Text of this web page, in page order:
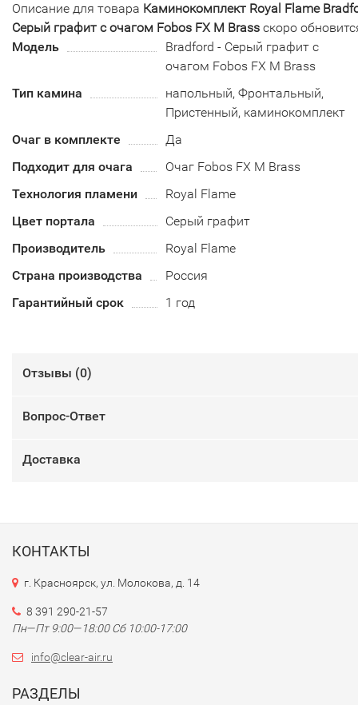
Описание для товара Каминокомплект Royal Flame
Серый графит с очагом Fobos FX M Brass скоро
Модель
Bradford - Серый графит с
очагом Fobos FX M Brass
Тип камина
напольный, Фронтальный,
Пристенный, каминокомплект
Очаг в комплекте
Да
Подходит для очага
Очаг Fobos FX M Brass
Технология пламени
Royal Flame
Цвет портала
Серый графит
Производитель
Royal Flame
Страна производства
Россия
Гарантийный срок
1 год
Отзывы (0)
Вопрос-Ответ
Доставка
КОНТАКТЫ
г. Красноярск, ул. Молокова, д. 14
8 391 290-21-57
Пн—Пт 9:00—18:00 Сб 10:00-17:00
info@clear-air.ru
РАЗДЕЛЫ